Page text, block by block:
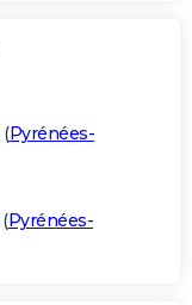
(Pyrénées-
(Pyrénées-